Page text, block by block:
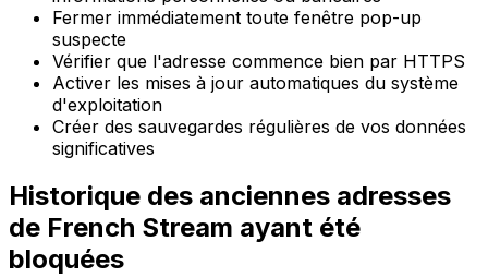
Fermer immédiatement toute fenêtre pop-up
suspecte
Vérifier que l'adresse commence bien par HTTPS
Activer les mises à jour automatiques du système
d'exploitation
Créer des sauvegardes régulières de vos données
significatives
Historique des anciennes adresses
de French Stream ayant été
bloquées